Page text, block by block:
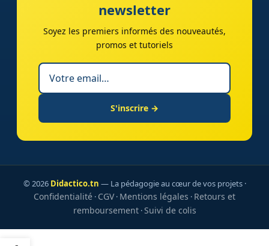
newsletter
Soyez les premiers informés des nouveautés,
promos et tutoriels
S'inscrire →
© 2026 Didactico.tn — La pédagogie au cœur de vos projets ·
Confidentialité · CGV· Mentions légales · Retours et
remboursement·Suivi de colis